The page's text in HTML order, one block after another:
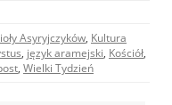
Asyryjczyków, Kultura
, język aramejski, Kościół,
, Wielki Tydzień